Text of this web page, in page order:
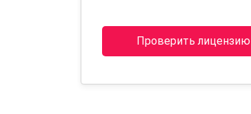
Проверить лицензию